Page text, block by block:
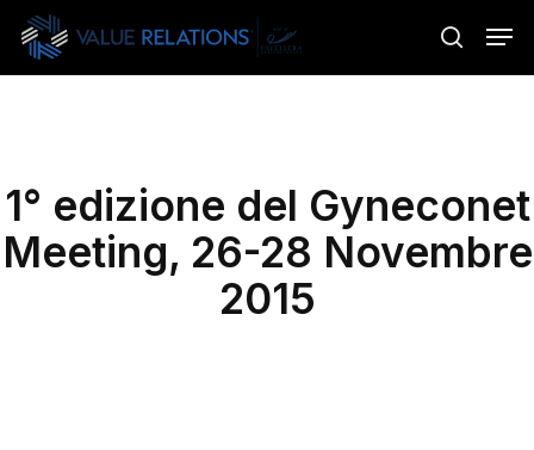
Skip
main
search
1° edizione del Gyneconet
Meeting, 26-28 Novembre
2015